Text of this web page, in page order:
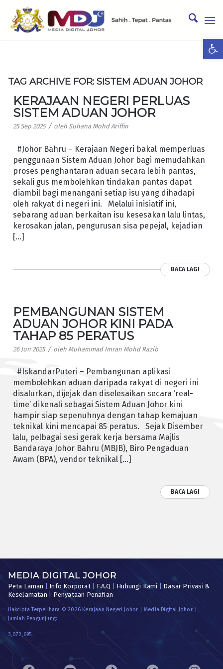
TAG ARCHIVE FOR: SISTEM ADUAN JOHOR
KERAJAAN NEGERI PERLUAS
SISTEM ADUAN JOHOR
25 Sep 2025 / oleh Suhana Mohd Ariffin
#Johor Bahru – Kerajaan Negeri bakal memperluas
penggunaan Sistem Aduan Johor bagi memudahkan
proses penghantaran aduan secara lebih pantas,
sekali gus membolehkan tindakan pantas dapat
diambil bagi menangani setiap isu yang dihadapi
oleh rakyat di negeri ini. Melalui inisiatif ini,
sebarang aduan berkaitan isu kesesakan lalu lintas,
kerosakan jalan, pengurusan sisa pepejal, kejadian
[…]
BACA LAGI
PEMBANGUNAN SISTEM
ADUAN JOHOR KINI PADA
TAHAP 85 PERATUS
26 Jun 2025 / oleh Muhammad Imran Mohd Razib
#IskandarPuteri – Pembangunan aplikasi
membolehkan aduan daripada rakyat di negeri ini
disalurkan, dijejak dan diselesaikan secara ‘real-
time’ dikenali sebagai Sistem Aduan Johor kini
hampir siap sepenuhnya dengan tahap kemajuan
teknikal kini mencapai 85 peratus. Sejak Disember
lalu, pelbagai sesi gerak kerja bersama Majlis
Bandaraya Johor Bahru (MBJB), Biro Pengaduan
Awam (BPA), vendor teknikal […]
BACA LAGI
MEDIA DIGITAL JOHOR
Peta Laman Info Korporat| F.A.Q Hubungi Kami
Dasar Privasi &
Keselamatan
Penyataan Penafian
Hakcipta Terpelihara © 2026 Kerajaan Negeri Johor | Media Digital Johor. |
Jumlah Pengunjung:
3,072,695